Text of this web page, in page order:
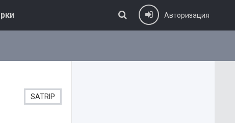
Авторизация
SATRIP